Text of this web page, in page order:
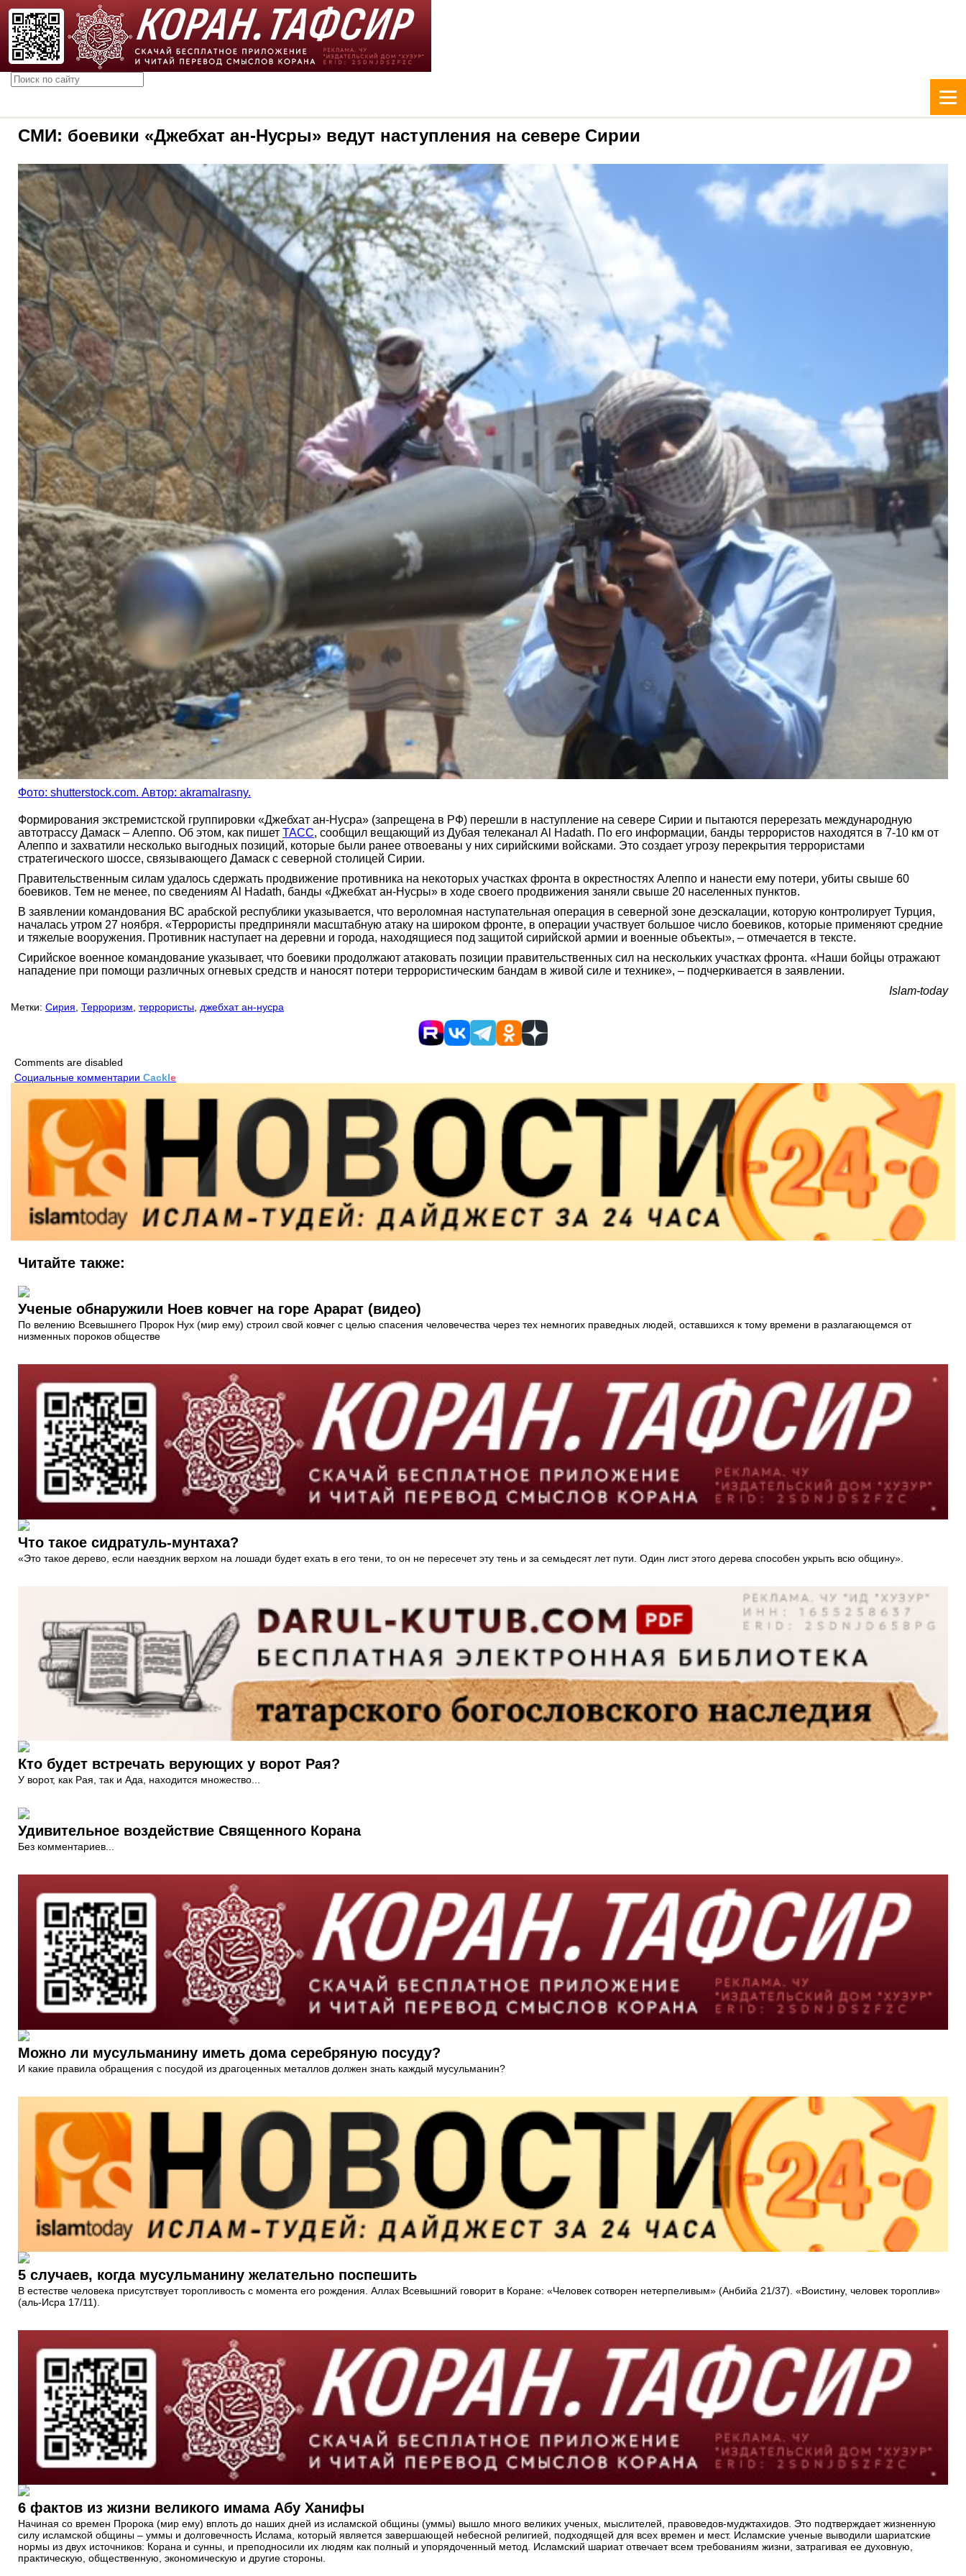
СМИ: боевики «Джебхат ан-Нусры» ведут наступления на севере Сирии
Фото: shutterstock.com. Автор: akramalrasny.
Формирования экстремистской группировки «Джебхат ан-Нусра» (запрещена в РФ) перешли в наступление на севере Сирии и пытаются перерезать международную
автотрассу Дамаск – Алеппо. Об этом, как пишет ТАСС, сообщил вещающий из Дубая телеканал Al Hadath. По его информации, банды террористов находятся в 7-10 км от
Алеппо и захватили несколько выгодных позиций, которые были ранее отвоеваны у них сирийскими войсками. Это создает угрозу перекрытия террористами
стратегического шоссе, связывающего Дамаск с северной столицей Сирии.
Правительственным силам удалось сдержать продвижение противника на некоторых участках фронта в окрестностях Алеппо и нанести ему потери, убиты свыше 60
боевиков. Тем не менее, по сведениям Al Hadath, банды «Джебхат ан-Нусры» в ходе своего продвижения заняли свыше 20 населенных пунктов.
В заявлении командования ВС арабской республики указывается, что вероломная наступательная операция в северной зоне деэскалации, которую контролирует Турция,
началась утром 27 ноября. «Террористы предприняли масштабную атаку на широком фронте, в операции участвует большое число боевиков, которые применяют средние
и тяжелые вооружения. Противник наступает на деревни и города, находящиеся под защитой сирийской армии и военные объекты», – отмечается в тексте.
Сирийское военное командование указывает, что боевики продолжают атаковать позиции правительственных сил на нескольких участках фронта. «Наши бойцы отражают
нападение при помощи различных огневых средств и наносят потери террористическим бандам в живой силе и технике», – подчеркивается в заявлении.
Islam-today
Метки: Сирия Терроризм террористы джебхат ан-нусра
Comments are disabled
Социальные комментарии Cackle
Читайте также:
Ученые обнаружили Ноев ковчег на горе Арарат (видео)
По велению Всевышнего Пророк Нух (мир ему) строил свой ковчег с целью спасения человечества через тех немногих праведных людей, оставшихся к тому времени в разлагающемся от
низменных пороков обществе
Что такое сидратуль-мунтаха?
«Это такое дерево, если наездник верхом на лошади будет ехать в его тени, то он не пересечет эту тень и за семьдесят лет пути. Один лист этого дерева способен укрыть всю общину».
Кто будет встречать верующих у ворот Рая?
У ворот, как Рая, так и Ада, находится множество...
Удивительное воздействие Священного Корана
Без комментариев...
Можно ли мусульманину иметь дома серебряную посуду?
И какие правила обращения с посудой из драгоценных металлов должен знать каждый мусульманин?
5 случаев, когда мусульманину желательно поспешить
В естестве человека присутствует торопливость с момента его рождения. Аллах Всевышний говорит в Коране: «Человек сотворен нетерпеливым» (Анбийа 21/37). «Воистину, человек тороплив»
(аль-Исра 17/11).
6 фактов из жизни великого имама Абу Ханифы
Начиная со времен Пророка (мир ему) вплоть до наших дней из исламской общины (уммы) вышло много великих ученых, мыслителей, правоведов-муджтахидов. Это подтверждает жизненную
силу исламской общины – уммы и долговечность Ислама, который является завершающей небесной религией, подходящей для всех времен и мест. Исламские ученые выводили шариатские
нормы из двух источников: Корана и сунны, и преподносили их людям как полный и упорядоченный метод. Исламский шариат отвечает всем требованиям жизни, затрагивая ее духовную,
практическую, общественную, экономическую и другие стороны.